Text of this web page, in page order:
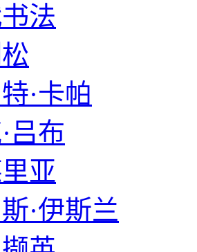
法
·卡帕
吕布
亚
·伊斯兰